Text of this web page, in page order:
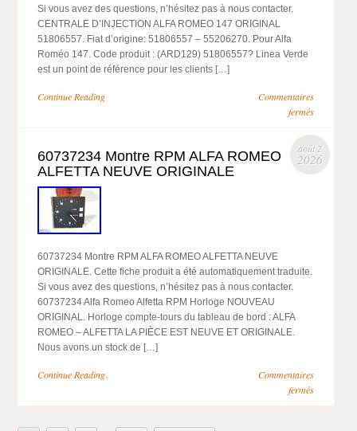
Si vous avez des questions, n’hésitez pas à nous contacter.
CENTRALE D’INJECTION ALFA ROMEO 147 ORIGINAL
51806557. Fiat d’origine: 51806557 – 55206270. Pour Alfa
Roméo 147. Code produit : (ARD129) 51806557? Linea Verde
est un point de référence pour les clients […]
Continue Reading
Commentaires
fermés
août 2
2026
60737234 Montre RPM ALFA ROMEO
ALFETTA NEUVE ORIGINALE
60737234 Montre RPM ALFA ROMEO ALFETTA NEUVE
ORIGINALE. Cette fiche produit a été automatiquement traduite.
Si vous avez des questions, n’hésitez pas à nous contacter.
60737234 Alfa Romeo Alfetta RPM Horloge NOUVEAU
ORIGINAL. Horloge compte-tours du tableau de bord : ALFA
ROMEO – ALFETTA LA PIÈCE EST NEUVE ET ORIGINALE.
Nous avons un stock de […]
Continue Reading
Commentaires
fermés